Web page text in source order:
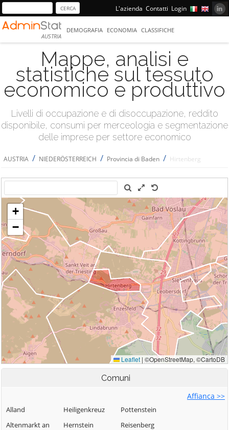
L'azienda Contatti Login
AUSTRIA
DEMOGRAFIA ECONOMIA CLASSIFICHE
Mappe, analisi e
statistiche sul tessuto
economico e produttivo
Livelli di occupazione e di disoccupazione, reddito
disponibile, consumi per merceologia e segmentazione
delle imprese per settore economico
AUSTRIA / NIEDERÖSTERREICH / Provincia di Baden / Hirtenberg
Comuni
Affianca >>
Alland
Altenmarkt an
Heiligenkreuz
Hernstein
Pottenstein
Reisenberg